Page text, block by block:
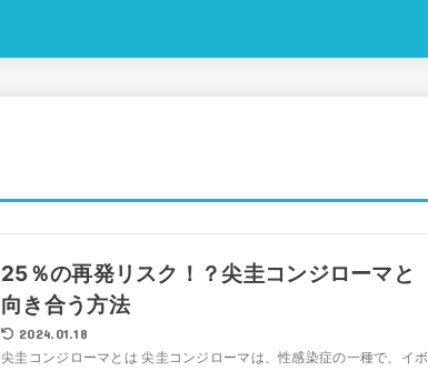
25％の再発リスク！？尖圭コンジローマと
向き合う方法
2024.01.18
尖圭コンジローマとは 尖圭コンジローマは、性感染症の一種で、イボ